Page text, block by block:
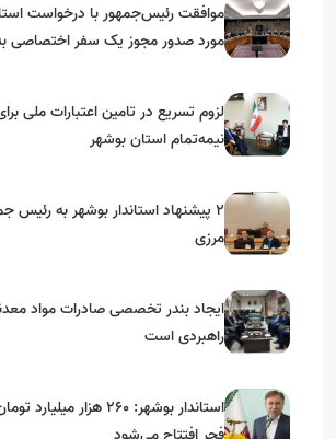
موافقت رئیس‌جمهور با درخواست
مورد صدور مجوز یک سفر اختصاصی
لزوم تسریع در تامین اعتبارات ملی
نیمه‌تمام استان بوشهر
۲ پیشنهاد استاندار بوشهر به رئیس
مرزی
ایجاد بندر تخصصی صادرات مواد
راهبردی است
استاندار بوشهر: ۲۶۰ هزار